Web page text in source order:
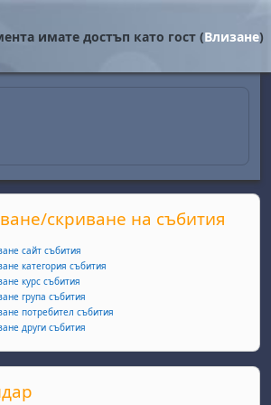
имате достъп като гост (Влизане)
blocks
скриване на събития
скриване на събития
сайт събития
категория събития
курс събития
група събития
потребител събития
други събития